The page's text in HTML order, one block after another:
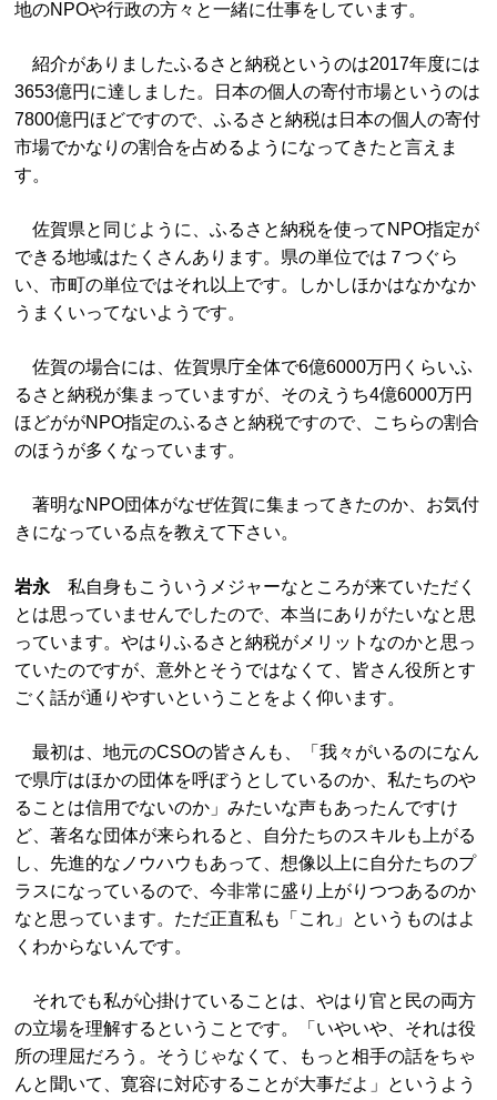
地のNPOや行政の方々と一緒に仕事をしています。
紹介がありましたふるさと納税というのは2017年度には
3653億円に達しました。日本の個人の寄付市場というのは
7800億円ほどですので、ふるさと納税は日本の個人の寄付
市場でかなりの割合を占めるようになってきたと言えま
す。
佐賀県と同じように、ふるさと納税を使ってNPO指定が
できる地域はたくさんあります。県の単位では７つぐら
い、市町の単位ではそれ以上です。しかしほかはなかなか
うまくいってないようです。
佐賀の場合には、佐賀県庁全体で6億6000万円くらいふ
るさと納税が集まっていますが、そのえうち4億6000万円
ほどががNPO指定のふるさと納税ですので、こちらの割合
のほうが多くなっています。
著明なNPO団体がなぜ佐賀に集まってきたのか、お気付
きになっている点を教えて下さい。
岩永 私自身もこういうメジャーなところが来ていただく
とは思っていませんでしたので、本当にありがたいなと思
っています。やはりふるさと納税がメリットなのかと思っ
ていたのですが、意外とそうではなくて、皆さん役所とす
ごく話が通りやすいということをよく仰います。
最初は、地元のCSOの皆さんも、「我々がいるのになん
で県庁はほかの団体を呼ぼうとしているのか、私たちのや
ることは信用でないのか」みたいな声もあったんですけ
ど、著名な団体が来られると、自分たちのスキルも上がる
し、先進的なノウハウもあって、想像以上に自分たちのプ
ラスになっているので、今非常に盛り上がりつつあるのか
なと思っています。ただ正直私も「これ」というものはよ
くわからないんです。
それでも私が心掛けていることは、やはり官と民の両方
の立場を理解するということです。「いやいや、それは役
所の理屈だろう。そうじゃなくて、もっと相手の話をちゃ
んと聞いて、寛容に対応することが大事だよ」というよう